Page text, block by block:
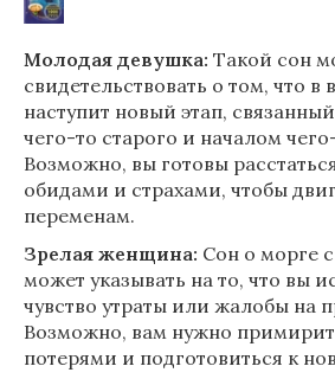
Молодая девушка: Такой сон
свидетельствовать о том, что
наступит новый этап,
чего-то старого и началом
Возможно, вы готовы
обидами и страхами, чтобы
переменам.
Зрелая женщина: Сон о морге
может указывать на то, что вы
чувство утраты или жалобы на
Возможно, вам нужно
потерями и подготовиться к